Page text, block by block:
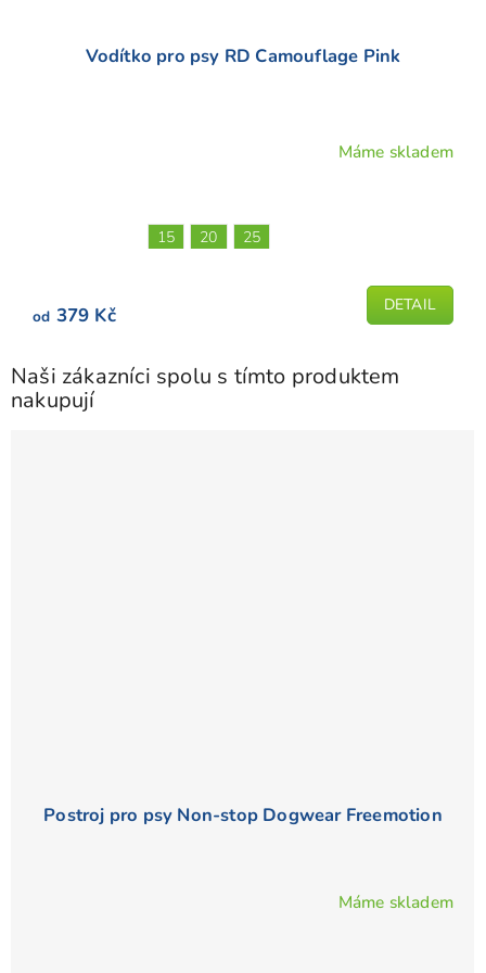
Vodítko pro psy RD Camouflage Pink
Máme skladem
od 379 Kč DETAIL
15 20 25
Naši zákazníci spolu s tímto produktem
nakupují
Postroj pro psy Non-stop Dogwear Freemotion
Máme skladem